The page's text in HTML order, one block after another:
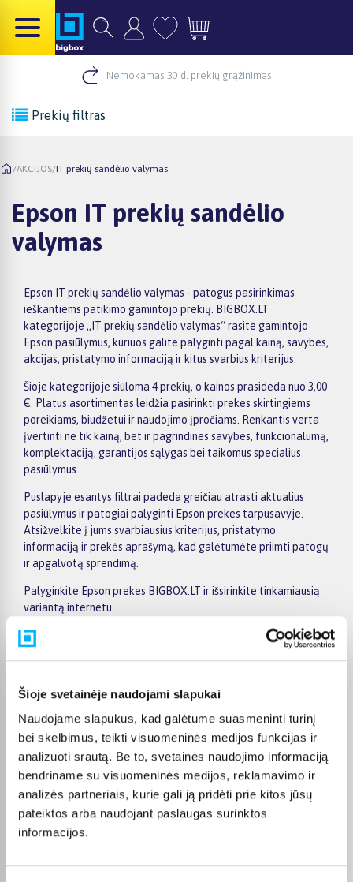
Šioje svetainėje naudojami slapukai
Naudojame slapukus, kad galėtume suasmeninti turinį
bei skelbimus, teikti visuomeninės medijos funkcijas ir
analizuoti srautą. Be to, svetainės naudojimo informaciją
bendriname su visuomeninės medijos, reklamavimo ir
analizės partneriais, kurie gali ją pridėti prie kitos jūsų
pateiktos arba naudojant paslaugas surinktos
informacijos.
Nemokamas 30 d. prekių grąžinimas
Prekių filtras
/AKCIJOS/IT prekių sandėlio valymas
Epson IT prekių sandėlio
valymas
Epson IT prekių sandėlio valymas - patogus pasirinkimas
ieškantiems patikimo gamintojo prekių. BIGBOX.LT
kategorijoje „IT prekių sandėlio valymas“ rasite gamintojo
Epson pasiūlymus, kuriuos galite palyginti pagal kainą, savybes,
akcijas, pristatymo informaciją ir kitus svarbius kriterijus.
Šioje kategorijoje siūloma 4 prekių, o kainos prasideda nuo 3,00
€. Platus asortimentas leidžia pasirinkti prekes skirtingiems
poreikiams, biudžetui ir naudojimo įpročiams. Renkantis verta
įvertinti ne tik kainą, bet ir pagrindines savybes, funkcionalumą,
komplektaciją, garantijos sąlygas bei taikomus specialius
pasiūlymus.
Puslapyje esantys filtrai padeda greičiau atrasti aktualius
pasiūlymus ir patogiai palyginti Epson prekes tarpusavyje.
Atsižvelkite į jums svarbiausius kriterijus, pristatymo
informaciją ir prekės aprašymą, kad galėtumėte priimti patogų
ir apgalvotą sprendimą.
Palyginkite Epson prekes BIGBOX.LT ir išsirinkite tinkamiausią
variantą internetu.
Pirkėjų atsiliepimai apie prekes
Valentas B.
Patvirtintas pirkėjas
Ieva K.